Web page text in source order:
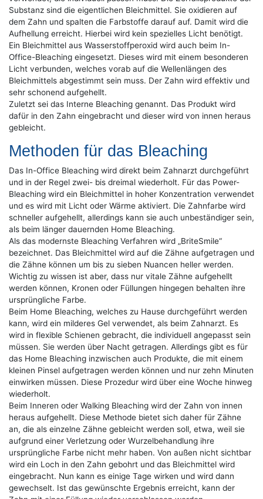
Substanz sind die eigentlichen Bleichmittel. Sie oxidieren auf
dem Zahn und spalten die Farbstoffe darauf auf. Damit wird die
Aufhellung erreicht. Hierbei wird kein spezielles Licht benötigt.
Ein Bleichmittel aus Wasserstoffperoxid wird auch beim In-
Office-Bleaching eingesetzt. Dieses wird mit einem besonderen
Licht verbunden, welches vorab auf die Wellenlängen des
Bleichmittels abgestimmt sein muss. Der Zahn wird effektiv und
sehr schonend aufgehellt.
Zuletzt sei das Interne Bleaching genannt. Das Produkt wird
dafür in den Zahn eingebracht und dieser wird von innen heraus
gebleicht.
Methoden für das Bleaching
Das In-Office Bleaching wird direkt beim Zahnarzt durchgeführt
und in der Regel zwei- bis dreimal wiederholt. Für das Power-
Bleaching wird ein Bleichmittel in hoher Konzentration verwendet
und es wird mit Licht oder Wärme aktiviert. Die Zahnfarbe wird
schneller aufgehellt, allerdings kann sie auch unbeständiger sein,
als beim länger dauernden Home Bleaching.
Als das modernste Bleaching Verfahren wird „BriteSmile“
bezeichnet. Das Bleichmittel wird auf die Zähne aufgetragen und
die Zähne können um bis zu sieben Nuancen heller werden.
Wichtig zu wissen ist aber, dass nur vitale Zähne aufgehellt
werden können, Kronen oder Füllungen hingegen behalten ihre
ursprüngliche Farbe.
Beim Home Bleaching, welches zu Hause durchgeführt werden
kann, wird ein milderes Gel verwendet, als beim Zahnarzt. Es
wird in flexible Schienen gebracht, die individuell angepasst sein
müssen. Sie werden über Nacht getragen. Allerdings gibt es für
das Home Bleaching inzwischen auch Produkte, die mit einem
kleinen Pinsel aufgetragen werden können und nur zehn Minuten
einwirken müssen. Diese Prozedur wird über eine Woche hinweg
wiederholt.
Beim Inneren oder Walking Bleaching wird der Zahn von innen
heraus aufgehellt. Diese Methode bietet sich daher für Zähne
an, die als einzelne Zähne gebleicht werden soll, etwa, weil sie
aufgrund einer Verletzung oder Wurzelbehandlung ihre
ursprüngliche Farbe nicht mehr haben. Von außen nicht sichtbar
wird ein Loch in den Zahn gebohrt und das Bleichmittel wird
eingebracht. Nun kann es einige Tage wirken und wird dann
gewechselt. Ist das gewünschte Ergebnis erreicht, kann der